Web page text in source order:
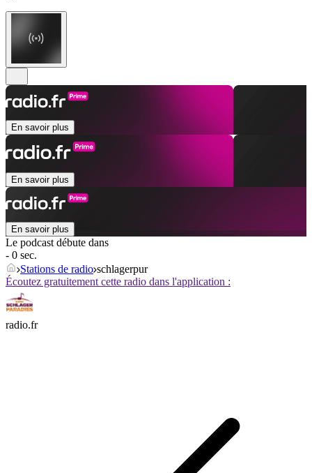
En savoir plus
En savoir plus
En savoir plus
Le podcast débute dans
- 0 sec.
Stations de radio schlagerpur
Écoutez gratuitement cette radio dans l'application :
radio.fr